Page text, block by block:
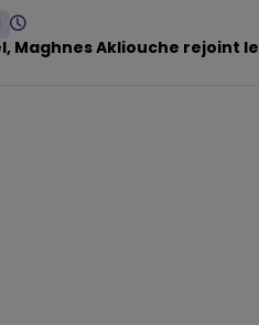
Maghnes Akliouche rejoint le